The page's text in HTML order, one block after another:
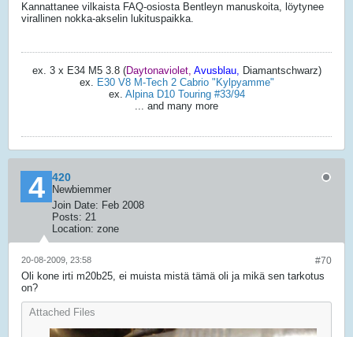
Kannattanee vilkaista FAQ-osiosta Bentleyn manuskoita, löytynee
virallinen nokka-akselin lukituspaikka.
ex. 3 x E34 M5 3.8 (Daytonaviolet, Avusblau, Diamantschwarz)
ex. E30 V8 M-Tech 2 Cabrio "Kylpyamme"
ex. Alpina D10 Touring #33/94
... and many more
420
Newbiemmer
Join Date: Feb 2008
Posts: 21
Location: zone
#70
20-08-2009, 23:58
Oli kone irti m20b25, ei muista mistä tämä oli ja mikä sen tarkotus
on?
Attached Files